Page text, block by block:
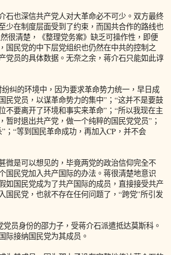
也深信共产党人对大革命必不可少。双方最终
少在制度层面受到了约束，而国共合作的路线也
很清楚，《整理党务案》缺乏可操作性，即便
国民党的中下层党组织也仍然在中共的控制之
党员的具体数据。无奈之余，蒋介石只能如此谆
的环境中，因为要求革命势力统一，早日成
民党员，以谋革命势力的集中”；“这并不是要鼓
不要离开了环境和事实来革命”；“所以我现在主
时退出共产党，做一个纯粹的国民党党员”；
；“等到国民革命成功，再加入CP，并不会
是可以想见的，毕竟两党的政治信仰完全不
国民党加入共产国际的办法。蒋很清楚地意识
如国民党成为了共产国际的成员，直接接受共产
国民党，也就不存在任何问题了，“跨党”所引发
员身份的邵力子，受蒋介石派遣抵达莫斯科。
际接纳国民党为其成员。